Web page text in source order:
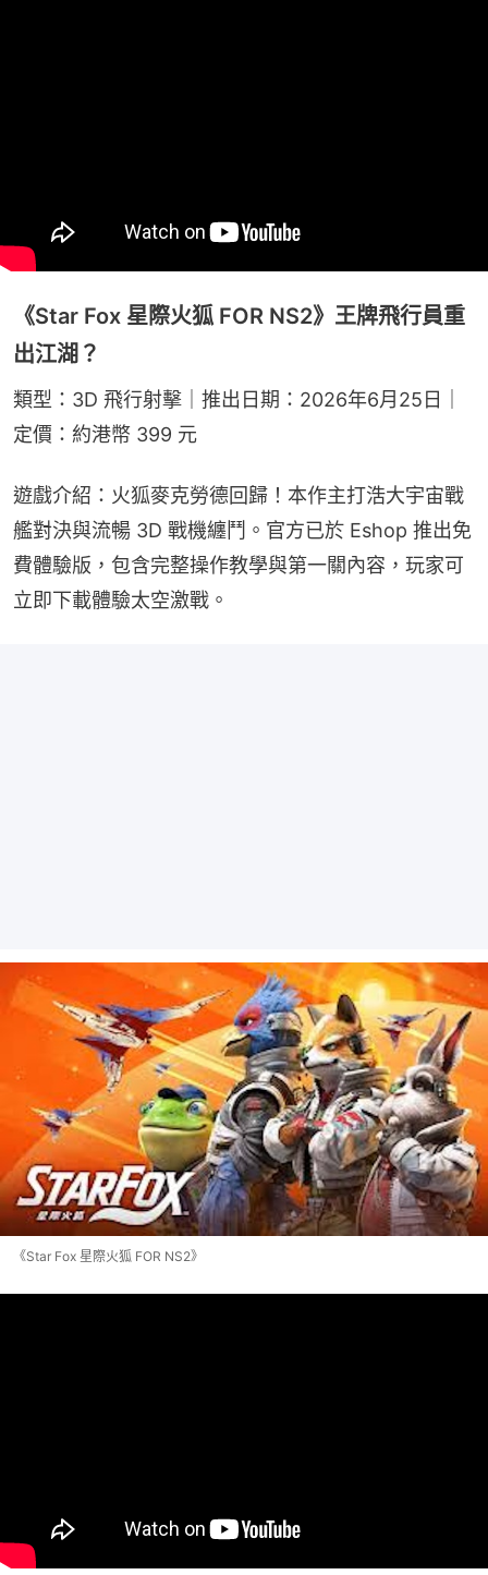
《Star Fox 星際火狐 FOR NS2》王牌飛行員重
出江湖？
類型：3D 飛行射擊｜推出日期：2026年6月25日｜
定價：約港幣 399 元
遊戲介紹：火狐麥克勞德回歸！本作主打浩大宇宙戰
艦對決與流暢 3D 戰機纏鬥。官方已於 Eshop 推出免
費體驗版，包含完整操作教學與第一關內容，玩家可
立即下載體驗太空激戰。
《Star Fox 星際火狐 FOR NS2》